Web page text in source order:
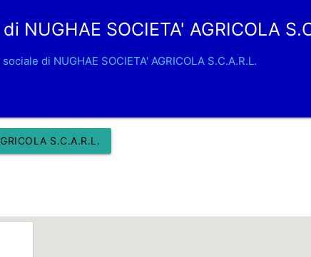
NUGHAE SOCIETA' AGRICOLA
di NUGHAE SOCIETA' AGRICOLA S.C.A.R.L.
S.C.A.R.L.